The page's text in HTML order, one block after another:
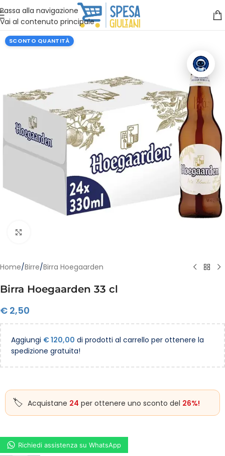
Passa alla navigazione
Vai al contenuto principale
Vuoi assistenza?Clicca qui e ti richiamiamo noi
SCONTO QUANTITÀ
Home/Birre/Birra Hoegaarden
Birra Hoegaarden 33 cl
€ 2,50
Aggiungi €120,00 di prodotti al carrello per ottenere la
spedizione gratuita!
Acquistane 24 per ottenere uno sconto del 26%!
Richiedi assistenza su WhatsApp